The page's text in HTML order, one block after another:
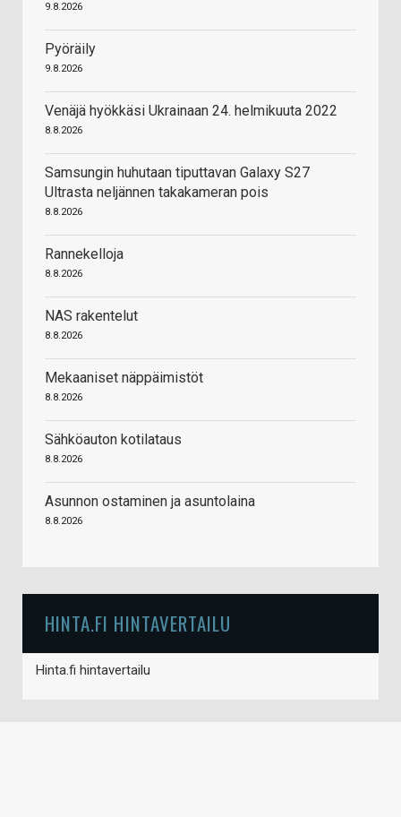
9.8.2026
Pyöräily
9.8.2026
Venäjä hyökkäsi Ukrainaan 24. helmikuuta 2022
8.8.2026
Samsungin huhutaan tiputtavan Galaxy S27
Ultrasta neljännen takakameran pois
8.8.2026
Rannekelloja
8.8.2026
NAS rakentelut
8.8.2026
Mekaaniset näppäimistöt
8.8.2026
Sähköauton kotilataus
8.8.2026
Asunnon ostaminen ja asuntolaina
8.8.2026
HINTA.FI HINTAVERTAILU
Hinta.fi hintavertailu